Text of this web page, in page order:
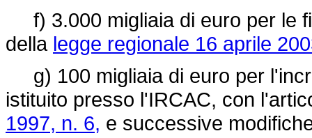
f) 3.000 migliaia di euro per le
della legge regionale 16 aprile
g) 100 migliaia di euro per
istituito presso l'IRCAC, con
1997, n. 6, e successive